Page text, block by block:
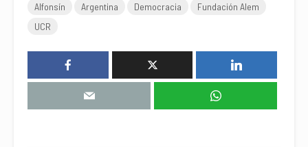
Alfonsín Argentina Democracia
Fundación Alem
UCR